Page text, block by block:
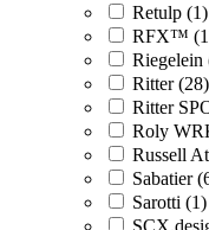
Retulp (1)
RFX™
Riegelein
Ritter (28)
Ritter
Roly
Russell
Sabatier
Sarotti (1)